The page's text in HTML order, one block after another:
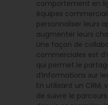
comportement en
équipes
personnaliser leurs
augmenter leurs
Une façon de
commerciales est
qui permet le
d’informations sur
En utilisant un CRM,
de suivre le